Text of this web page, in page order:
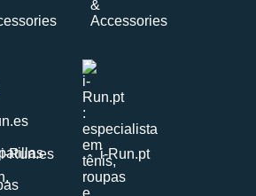
i-Run.es i-Run.pt